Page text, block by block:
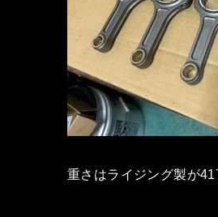
重さはライジング製が